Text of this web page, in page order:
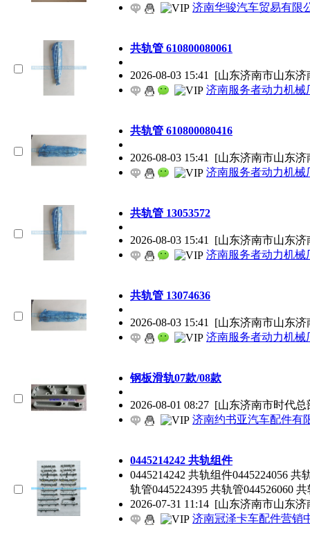
济南华骏汽车贸易有限
共轨管 610800080061
2026-08-03 15:41 [山东济南市山东
济南服务者动力机械
共轨管 610800080416
2026-08-03 15:41 [山东济南市山东
济南服务者动力机械
共轨管 13053572
2026-08-03 15:41 [山东济南市山东
济南服务者动力机械
共轨管 13074636
2026-08-03 15:41 [山东济南市山东
济南服务者动力机械
钢板滑轨07款/08款
2026-08-01 08:27 [山东济南市时代总
济南约书亚汽车配件有
0445214242 共轨组件
0445214242 共轨组件0445224056 共
轨管0445224395 共轨管044526060 共
2026-07-31 11:14 [山东济南市山东
济南冠泽卡车配件营销